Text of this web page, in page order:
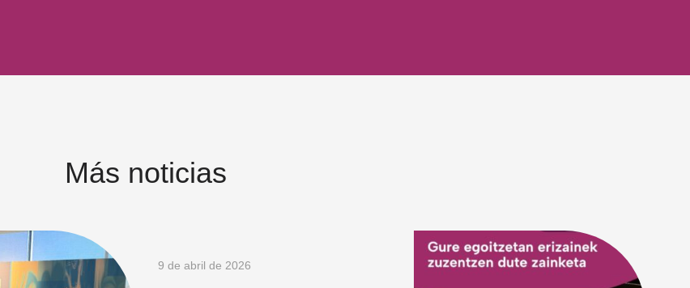
Más noticias
9 de abril de 2026